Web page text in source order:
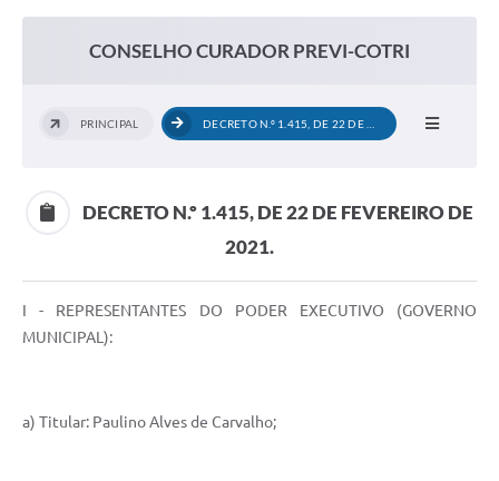
Contratos
Arquivos para Download
Turismo
CONSELHO CURADOR PREVI-COTRI
PRINCIPAL
DECRETO N.º 1.415, DE 22 DE FEVEREIRO DE
2021.
I - REPRESENTANTES DO PODER EXECUTIVO (GOVERNO
MUNICIPAL):
a) Titular: Paulino Alves de Carvalho;